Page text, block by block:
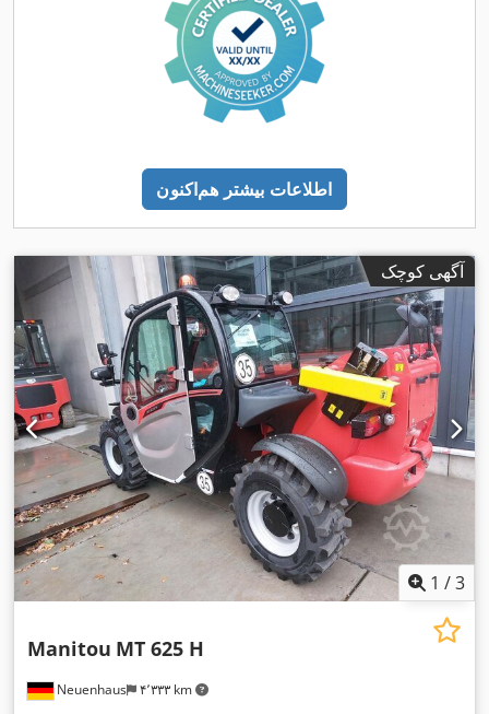
اطلاعات بیشتر هم‌اکنون
آگهی کوچک
1 /3
Neuenhaus ۴٬۳۳۳ km
Manitou MT 625 H